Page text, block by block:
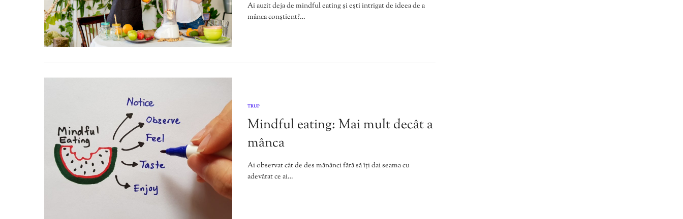
Ai auzit deja de mindful eating și ești intrigat de ideea de a
mânca conștient?…
TRUP
Mindful eating: Mai mult decât a
mânca
Ai observat cât de des mănânci fără să îți dai seama cu
adevărat ce ai…